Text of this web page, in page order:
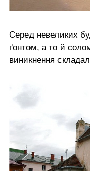
Серед невеликих
ґонтом, а то й
виникнення